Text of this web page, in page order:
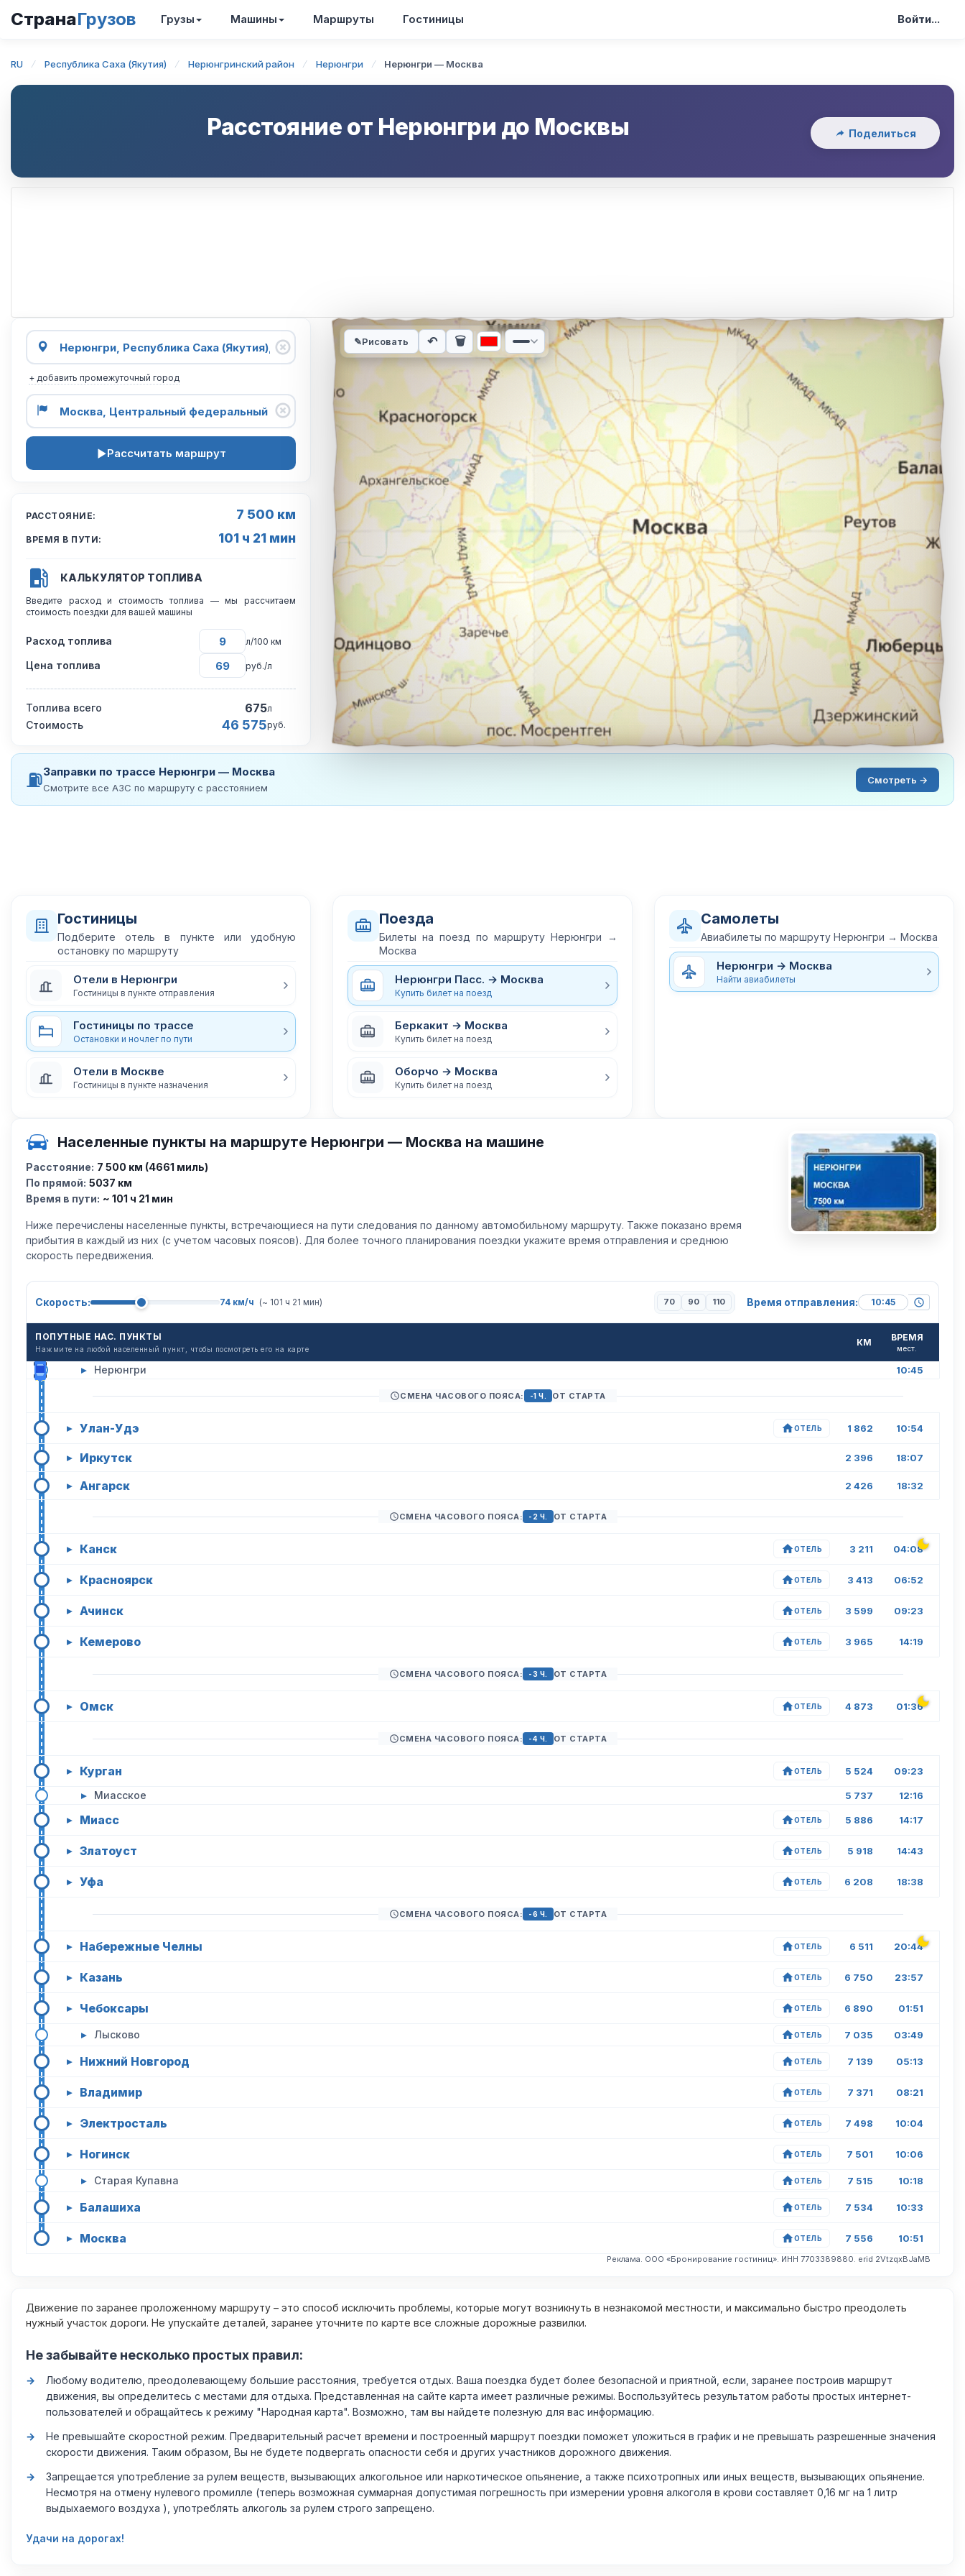
СтранаГрузов Грузы Машины Маршруты Гостиницы Войти...
RU Республика Саха (Якутия) Нерюнгринский район Нерюнгри Нерюнгри — Москва
Расстояние от Нерюнгри до Москвы Поделиться
+ добавить промежуточный город
Рассчитать маршрут
РАССТОЯНИЕ: 7 500 км
ВРЕМЯ В ПУТИ: 101 ч 21 мин
КАЛЬКУЛЯТОР ТОПЛИВА
Введите расход и стоимость топлива — мы рассчитаем
стоимость поездки для вашей машины
Расход топлива л/100 км
Цена топлива руб./л
Топлива всего 675л
Стоимость 46 575руб.
Интерактивная карта автомобильного маршрута из города Нерюнгри в город Москва.
✎Рисовать ↶ 🗑
⛽Заправки по трассе Нерюнгри — Москва
Смотрите все АЗС по маршруту с расстоянием
Смотреть →
Гостиницы
Подберите отель в пункте или удобную
остановку по маршруту
Отели в Нерюнгри
Гостиницы в пункте отправления
Гостиницы по трассе
Остановки и ночлег по пути
Отели в Москве
Гостиницы в пункте назначения
Поезда
Билеты на поезд по маршруту Нерюнгри →
Москва
Нерюнгри Пасс. → Москва
Купить билет на поезд
Беркакит → Москва
Купить билет на поезд
Оборчо → Москва
Купить билет на поезд
Самолеты
Авиабилеты по маршруту Нерюнгри → Москва
Нерюнгри → Москва
Найти авиабилеты
Населенные пункты на маршруте Нерюнгри — Москва на машине
Расстояние: 7 500 км (4661 миль)
По прямой: 5037 км
Время в пути: ~ 101 ч 21 мин
Ниже перечислены населенные пункты, встречающиеся на пути следования по данному автомобильному маршруту. Также показано время
прибытия в каждый из них (с учетом часовых поясов). Для более точного планирования поездки укажите время отправления и среднюю
скорость передвижения.
Скорость: 74 км/ч (~ 101 ч 21 мин) 70 90 110 Время отправления:
ПОПУТНЫЕ НАС. ПУНКТЫ
Нажмите на любой населенный пункт, чтобы посмотреть его на карте
КМ ВРЕМЯ
мест.
▸ Нерюнгри 10:45
СМЕНА ЧАСОВОГО ПОЯСА: -1 Ч. ОТ СТАРТА
▸ Улан-Удэ ОТЕЛЬ 1 862 10:54
▸ Иркутск 2 396 18:07
▸ Ангарск 2 426 18:32
СМЕНА ЧАСОВОГО ПОЯСА: -2 Ч. ОТ СТАРТА
▸ Канск ОТЕЛЬ 3 211 04:08
▸ Красноярск ОТЕЛЬ 3 413 06:52
▸ Ачинск ОТЕЛЬ 3 599 09:23
▸ Кемерово ОТЕЛЬ 3 965 14:19
СМЕНА ЧАСОВОГО ПОЯСА: -3 Ч. ОТ СТАРТА
▸ Омск ОТЕЛЬ 4 873 01:36
СМЕНА ЧАСОВОГО ПОЯСА: -4 Ч. ОТ СТАРТА
▸ Курган ОТЕЛЬ 5 524 09:23
▸ Миасское 5 737 12:16
▸ Миасс ОТЕЛЬ 5 886 14:17
▸ Златоуст ОТЕЛЬ 5 918 14:43
▸ Уфа ОТЕЛЬ 6 208 18:38
СМЕНА ЧАСОВОГО ПОЯСА: -6 Ч. ОТ СТАРТА
▸ Набережные Челны ОТЕЛЬ 6 511 20:44
▸ Казань ОТЕЛЬ 6 750 23:57
▸ Чебоксары ОТЕЛЬ 6 890 01:51
▸ Лысково ОТЕЛЬ 7 035 03:49
▸ Нижний Новгород ОТЕЛЬ 7 139 05:13
▸ Владимир ОТЕЛЬ 7 371 08:21
▸ Электросталь ОТЕЛЬ 7 498 10:04
▸ Ногинск ОТЕЛЬ 7 501 10:06
▸ Старая Купавна ОТЕЛЬ 7 515 10:18
▸ Балашиха ОТЕЛЬ 7 534 10:33
▸ Москва ОТЕЛЬ 7 556 10:51
Реклама. ООО «Бронирование гостиниц». ИНН 7703389880. erid 2VtzqxBJaMB
Движение по заранее проложенному маршруту – это способ исключить проблемы, которые могут возникнуть в незнакомой местности, и максимально быстро преодолеть
нужный участок дороги. Не упускайте деталей, заранее уточните по карте все сложные дорожные развилки.
Не забывайте несколько простых правил:
Любому водителю, преодолевающему большие расстояния, требуется отдых. Ваша поездка будет более безопасной и приятной, если, заранее построив маршрут
движения, вы определитесь с местами для отдыха. Представленная на сайте карта имеет различные режимы. Воспользуйтесь результатом работы простых интернет-
пользователей и обращайтесь к режиму "Народная карта". Возможно, там вы найдете полезную для вас информацию.
Не превышайте скоростной режим. Предварительный расчет времени и построенный маршрут поездки поможет уложиться в график и не превышать разрешенные значения
скорости движения. Таким образом, Вы не будете подвергать опасности себя и других участников дорожного движения.
Запрещается употребление за рулем веществ, вызывающих алкогольное или наркотическое опьянение, а также психотропных или иных веществ, вызывающих опьянение.
Несмотря на отмену нулевого промилле (теперь возможная суммарная допустимая погрешность при измерении уровня алкоголя в крови составляет 0,16 мг на 1 литр
выдыхаемого воздуха ), употреблять алкоголь за рулем строго запрещено.
Удачи на дорогах!